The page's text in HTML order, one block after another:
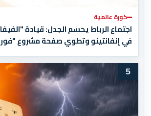
كورة عالمية
اجتماع الرباط يحسم الجدل: قيادة
في إنفانتينو وتطوي صفحة مشروع
5